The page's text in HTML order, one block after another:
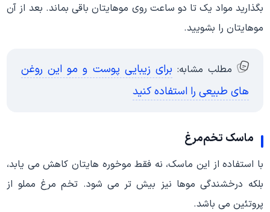
بگذارید مواد یک تا دو ساعت روی موهایتان باقی بماند. بعد از آن
موهایتان را بشویید.
مطلب مشابه: برای زیبایی پوست و مو این روغن
های طبیعی را استفاده کنید
ماسک تخم‌مرغ
با استفاده از این ماسک، نه فقط موخوره هایتان کاهش می یابد،
بلکه درخشندگی‌ موها نیز بیش تر می شود. تخم ‌مرغ مملو از
پروتئین می باشد.